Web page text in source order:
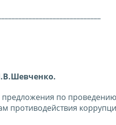
по проведению
противодействия